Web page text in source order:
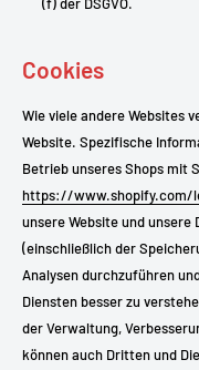
Cookies
Wie viele andere Websites
Website. Spezifische
Betrieb unseres Shops mit
https://www.shopify.com/
unsere Website und unsere
(einschließlich der
Analysen durchzuführen
Diensten besser zu
der Verwaltung,
können auch Dritten und